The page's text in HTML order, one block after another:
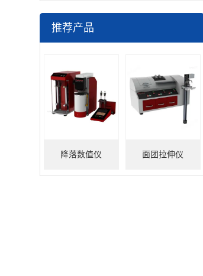
推荐产品
降落数值仪 面团拉伸仪